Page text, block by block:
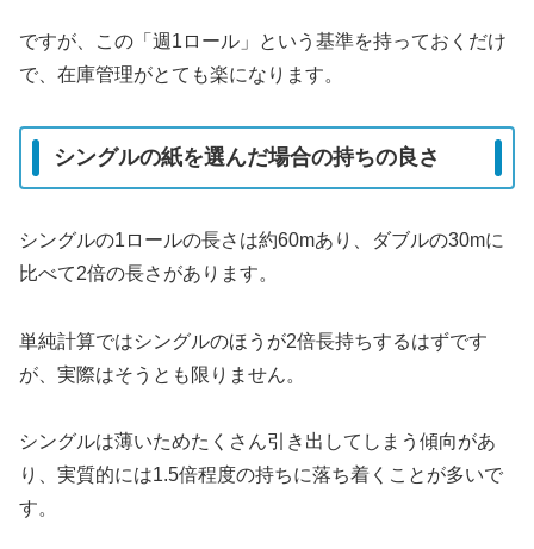
ですが、この「週1ロール」という基準を持っておくだけ
で、在庫管理がとても楽になります。
シングルの紙を選んだ場合の持ちの良さ
シングルの1ロールの長さは約60mあり、ダブルの30mに
比べて2倍の長さがあります。
単純計算ではシングルのほうが2倍長持ちするはずです
が、実際はそうとも限りません。
シングルは薄いためたくさん引き出してしまう傾向があ
り、実質的には1.5倍程度の持ちに落ち着くことが多いで
す。